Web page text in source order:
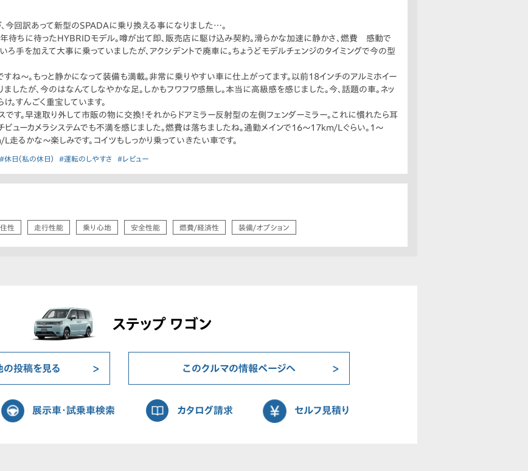
今回訳あって新型のSPADAに乗り換える事になりました…。
待ちに待ったHYBRIDモデル。噂が出て即、販売店に駆け込み契約。滑らかな加速に静かさ、燃費 感動で
ろ手を加えて大事に乗っていましたが、アクシデントで廃車に。ちょうどモデルチェンジのタイミングで今の型
すね〜。もっと静かになって装備も満載。非常に乗りやすい車に仕上がってます。以前18インチのアルミホイー
たが、今のはなんてしなやかな足。しかもフワフワ感無し。本当に高級感を感じました。今、話題の車。ネッ
。すんごく重宝しています。
です。早速取り外して市販の物に交換！それからドアミラー反射型の左側フェンダーミラー。これに慣れたら耳
ビューカメラシステムでも不満を感じました。燃費は落ちましたね。通勤メインで16〜17km/Lぐらい。1〜
るかな〜楽しみです。コイツもしっかり乗っていきたい車です。
#休日（私の休日） #運転のしやすさ #レビュー
性 走行性能 乗り心地 安全性能 燃費/経済性 装備/オプション
ステップ ワゴン
の投稿を見る このクルマの情報ページへ
展示車・試乗車検索 カタログ請求 セルフ見積り